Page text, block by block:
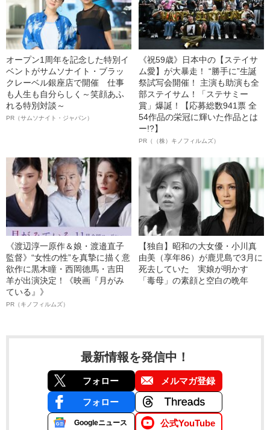
オープン1周年を記念した特別イ
ベントがサムソナイト・ブラッ
クレーベル銀座店で開催 仕事
も人生も自分らしく～笑顔あふ
れる特別対談～
PR（サムソナイト・ジャパン）
《祝59歳》日本中の【ステイサ
ム愛】が大暴走！ “勝手に”生誕
祭試写会開催！ 主演も助演も全
部ステイサム！「ステサミー
賞」爆誕！【応募総数941票 全
54作品の栄冠に輝いた作品とは
ー!?】
PR（（株）キノフィルムズ）
《渡辺淳一原作＆娘・渡邉直子
監督》“女性の性”を真摯に描く意
欲作に黒木瞳・西岡德馬・吉田
羊が出演決定！《映画『月がみ
ている』》
PR（キノフィルムズ）
【独自】昭和の大女優・小川真
由美（享年86）が鹿児島で3月に
死去していた 実娘が明かす
「毒母」の素顔と空白の晩年
最新情報を発信中！
フォロー メルマガ登録
フォロー
Googleニュース 公式YouTube